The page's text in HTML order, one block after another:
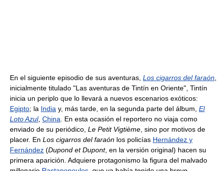
En el siguiente episodio de sus aventuras, Los cigarros del faraón
inicialmente titulado "Las aventuras de Tintín en Oriente", Tintín
inicia un periplo que lo llevará a nuevos escenarios exóticos:
Egipto; la India y, más tarde, en la segunda parte del álbum, El
Loto Azul, China . En esta ocasión el reportero no viaja como
enviado de su periódico, Le Petit Vigtième , sino por motivos de
placer. En Los cigarros del faraón los policías Hernández y
Fernández (Dupond et Dupont, en la versión original) hacen su
primera aparición. Adquiere protagonismo la figura del malvado